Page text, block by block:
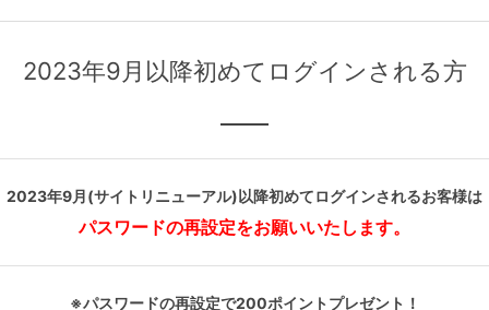
2023年9月以降初めてログインされる方
2023年9月(サイトリニューアル)以降初めてログインされるお客様は
パスワードの再設定をお願いいたします。
※パスワードの再設定で200ポイントプレゼント！